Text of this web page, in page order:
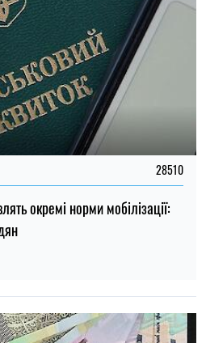
5217
реформу: що зміниться у
спеціальних пенсіях